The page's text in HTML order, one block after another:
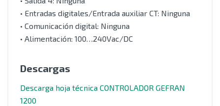
• Entradas digitales/Entrada auxiliar CT: Ninguna
• Comunicación digital: Ninguna
• Alimentación: 100…240Vac/DC
Descargas
Descarga hoja técnica CONTROLADOR GEFRAN
1200